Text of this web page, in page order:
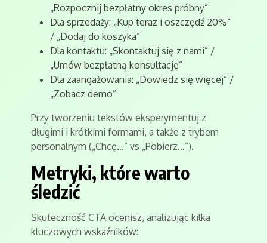
„Rozpocznij bezpłatny okres próbny”
Dla sprzedaży: „Kup teraz i oszczędź 20%”
/ „Dodaj do koszyka”
Dla kontaktu: „Skontaktuj się z nami” /
„Umów bezpłatną konsultację”
Dla zaangażowania: „Dowiedz się więcej” /
„Zobacz demo”
Przy tworzeniu tekstów eksperymentuj z
długimi i krótkimi formami, a także z trybem
personalnym („Chcę…” vs „Pobierz…”).
Metryki, które warto
śledzić
Skuteczność CTA ocenisz, analizując kilka
kluczowych wskaźników: